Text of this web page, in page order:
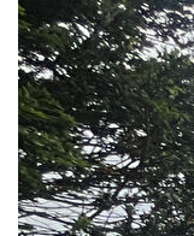
Un bien rare
locative, idéal
projet de
Les informations
est exposé sont